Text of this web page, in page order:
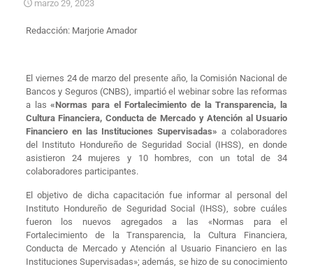
marzo 29, 2023
Redacción: Marjorie Amador
El viernes 24 de marzo del presente año, la Comisión Nacional de
Bancos y Seguros (CNBS), impartió el webinar sobre las reformas
a las«Normas para el Fortalecimiento de la Transparencia, la
Cultura Financiera, Conducta de Mercado y Atención al Usuario
Financiero en las Instituciones Supervisadas» a colaboradores
del Instituto Hondureño de Seguridad Social (IHSS), en donde
asistieron 24 mujeres y 10 hombres, con un total de 34
colaboradores participantes.
El objetivo de dicha capacitación fue informar al personal del
Instituto Hondureño de Seguridad Social (IHSS), sobre cuáles
fueron los nuevos agregados a las «Normas para el
Fortalecimiento de la Transparencia, la Cultura Financiera,
Conducta de Mercado y Atención al Usuario Financiero en las
Instituciones Supervisadas»; además, se hizo de su conocimiento